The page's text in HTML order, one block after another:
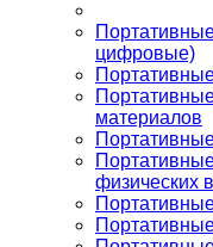
цифровые)
материалов
физических